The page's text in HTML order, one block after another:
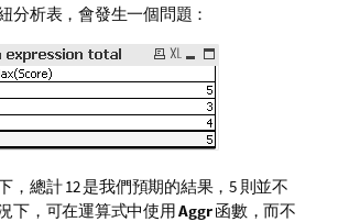
分析表，會發生一個問題：
，總計 12 是我們預期的結果，5 則並不
下，可在運算式中使用Aggr函數，而不